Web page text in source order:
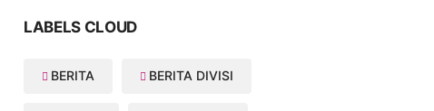
LABELS CLOUD
BERITA BERITA DIVISI